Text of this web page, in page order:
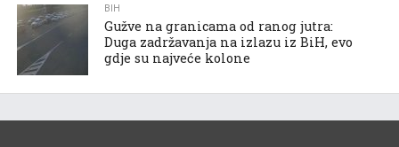
BIH
Gužve na granicama od ranog jutra:
Duga zadržavanja na izlazu iz BiH, evo
gdje su najveće kolone